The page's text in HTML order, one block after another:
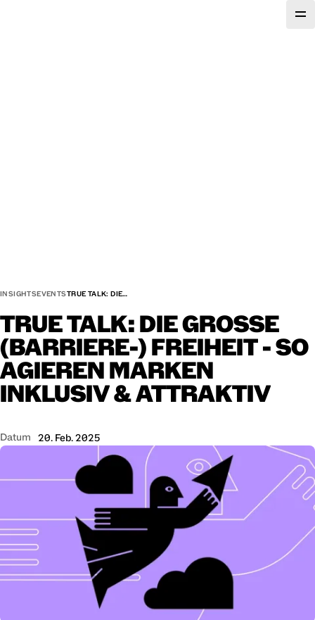
INSIGHTSEVENTSTRUE TALK: DIE…
TRUETALK:DIEGROSSE
(BARRIERE-)FREIHEIT-SO
AGIERENMARKEN
INKLUSIV&ATTRAKTIV
Datum 20. Feb. 2025